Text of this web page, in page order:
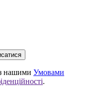
нашими Умовами
.